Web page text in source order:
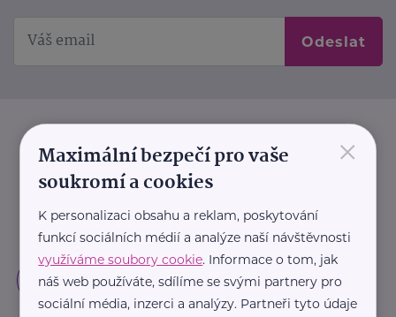
Odeslat
×
Maximální bezpečí pro vaše
soukromí a cookies
K personalizaci obsahu a reklam, poskytování
funkcí sociálních médií a analýze naší návštěvnosti
využíváme soubory cookie. Informace o tom, jak
náš web používáte, sdílíme se svými partnery pro
sociální média, inzerci a analýzy. Partneři tyto údaje